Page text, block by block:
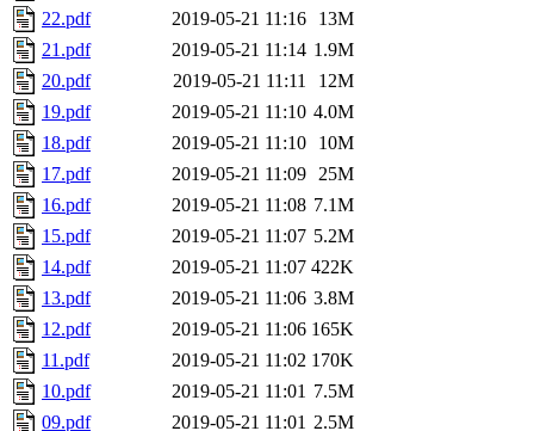
22.pdf
2019-05-21 11:16
13M
21.pdf
2019-05-21 11:14 1.9M
20.pdf
2019-05-21 11:11
12M
19.pdf
2019-05-21 11:10 4.0M
18.pdf
2019-05-21 11:10
10M
17.pdf
2019-05-21 11:09 25M
16.pdf
2019-05-21 11:08 7.1M
15.pdf
2019-05-21 11:07 5.2M
14.pdf
2019-05-21 11:07 422K
13.pdf
2019-05-21 11:06 3.8M
12.pdf
2019-05-21 11:06 165K
11.pdf
2019-05-21 11:02 170K
10.pdf
2019-05-21 11:01 7.5M
09.pdf
2019-05-21 11:01 2.5M